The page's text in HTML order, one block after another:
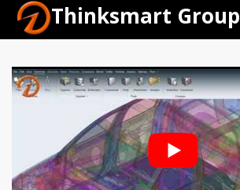
Thinksmart Group